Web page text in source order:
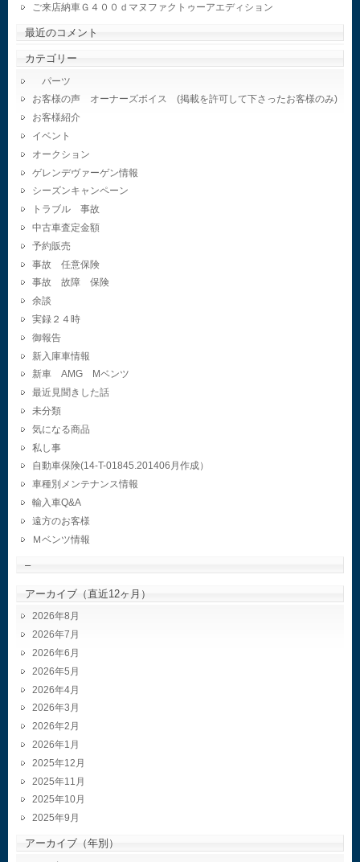
ご来店納車Ｇ４００ｄマヌファクトゥーアエディション
最近のコメント
カテゴリー
パーツ
お客様の声 オーナーズボイス (掲載を許可して下さったお客様のみ)
お客様紹介
イベント
オークション
ゲレンデヴァーゲン情報
シーズンキャンペーン
トラブル 事故
中古車査定金額
予約販売
事故 任意保険
事故 故障 保険
余談
実録２４時
御報告
新入庫車情報
新車 AMG Mベンツ
最近見聞きした話
未分類
気になる商品
私し事
自動車保険(14-T-01845.201406月作成）
車種別メンテナンス情報
輸入車Q&A
遠方のお客様
Ｍベンツ情報
–
アーカイブ（直近12ヶ月）
2026年8月
2026年7月
2026年6月
2026年5月
2026年4月
2026年3月
2026年2月
2026年1月
2025年12月
2025年11月
2025年10月
2025年9月
アーカイブ（年別）